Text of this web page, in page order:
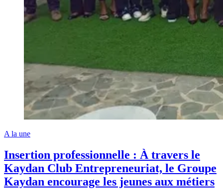
A la une
Insertion professionnelle : À travers le
Kaydan Club Entrepreneuriat, le Groupe
Kaydan encourage les jeunes aux métiers